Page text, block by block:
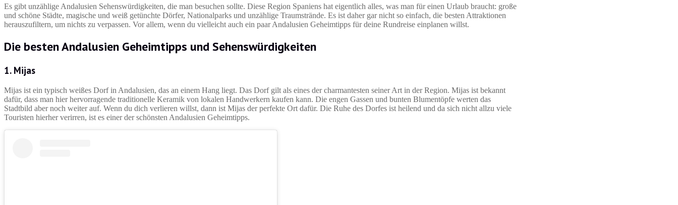
Es gibt unzählige Andalusien Sehenswürdigkeiten, die man besuchen sollte. Diese Region Spaniens hat eigentlich alles, was man für einen Urlaub braucht: große
und schöne Städte, magische und weiß getünchte Dörfer, Nationalparks und unzählige Traumstrände. Es ist daher gar nicht so einfach, die besten Attraktionen
herauszufiltern, um nichts zu verpassen. Vor allem, wenn du vielleicht auch ein paar Andalusien Geheimtipps für deine Rundreise einplanen willst.
Die bestenAndalusien Geheimtipps und Sehenswürdigkeiten
1. Mijas
Mijas ist ein typisch weißes Dorf in Andalusien, das an einem Hang liegt. Das Dorf gilt als eines der charmantesten seiner Art in der Region. Mijas ist bekannt
dafür, dass man hier hervorragende traditionelle Keramik von lokalen Handwerkern kaufen kann. Die engen Gassen und bunten Blumentöpfe werten das
Stadtbild aber noch weiter auf. Wenn du dich verlieren willst, dann ist Mijas der perfekte Ort dafür. Die Ruhe des Dorfes ist heilend und da sich nicht allzu viele
Touristen hierher verirren, ist es einer der schönsten Andalusien Geheimtipps.